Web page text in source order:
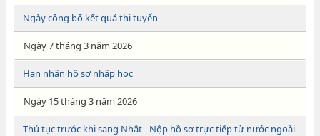
Ngày công bố kết quả thi tuyển
Ngày 7 tháng 3 năm 2026
Hạn nhận hồ sơ nhập học
Ngày 15 tháng 3 năm 2026
Thủ tục trước khi sang Nhật - Nộp hồ sơ trực tiếp từ nước ngoài